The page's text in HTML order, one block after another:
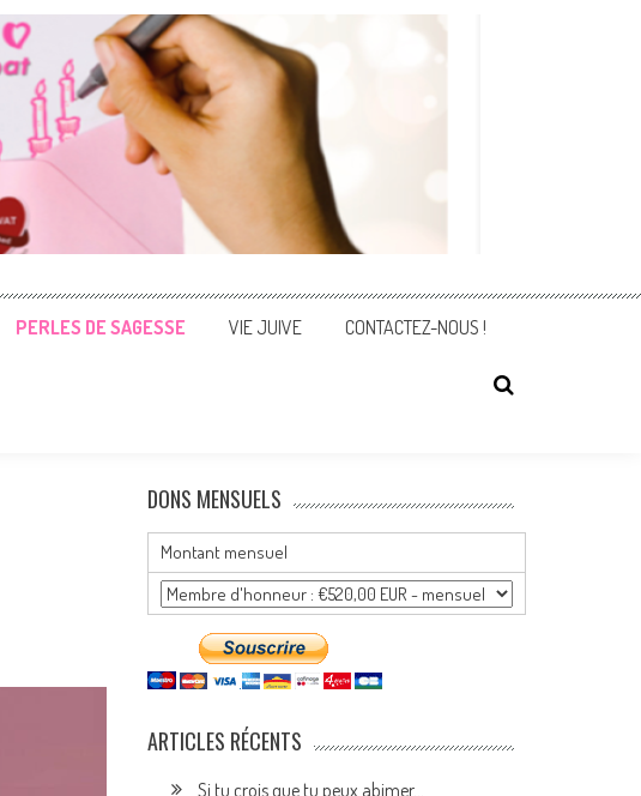
PERLES DE SAGESSE VIE JUIVE CONTACTEZ-NOUS !
DONS MENSUELS
Montant mensuel
ARTICLES RÉCENTS
Si tu crois que tu peux abimer…